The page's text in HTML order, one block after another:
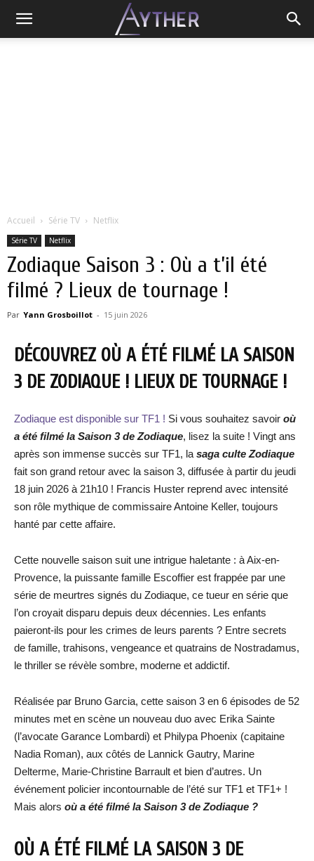
Accueil Série TV Netflix
Série TV Netflix
Zodiaque Saison 3 : Où a t’il été
filmé ? Lieux de tournage !
Par Yann Grosboillot - 15 juin 2026
DÉCOUVREZ OÙ A ÉTÉ FILMÉ LA SAISON
3 DE ZODIAQUE ! LIEUX DE TOURNAGE !
Zodiaque est disponible sur TF1 ! Si vous souhaitez savoir où
a été filmé la Saison 3 de Zodiaque, lisez la suite ! Vingt ans
après son immense succès sur TF1, la saga culte Zodiaque
fait son grand retour avec la saison 3, diffusée à partir du jeudi
18 juin 2026 à 21h10 ! Francis Huster reprend avec intensité
son rôle mythique de commissaire Antoine Keller, toujours
hanté par cette affaire.
Cette nouvelle saison suit une intrigue haletante : à Aix-en-
Provence, la puissante famille Escoffier est frappée par une
série de meurtres signés du Zodiaque, ce tueur en série que
l’on croyait disparu depuis deux décennies. Les enfants
paieront-ils pour les crimes de leurs parents ? Entre secrets
de famille, trahisons, vengeance et quatrains de Nostradamus,
le thriller se révèle sombre, moderne et addictif.
Réalisée par Bruno Garcia, cette saison 3 en 6 épisodes de 52
minutes met en scène un nouveau duo avec Erika Sainte
(l’avocate Garance Lombardi) et Philypa Phoenix (capitaine
Nadia Roman), aux côtés de Lannick Gautry, Marine
Delterme, Marie-Christine Barrault et bien d’autres. Un
événement policier incontournable de l’été sur TF1 et TF1+ !
Mais alors où a été filmé la Saison 3 de Zodiaque ?
OÙ A ÉTÉ FILMÉ LA SAISON 3 DE